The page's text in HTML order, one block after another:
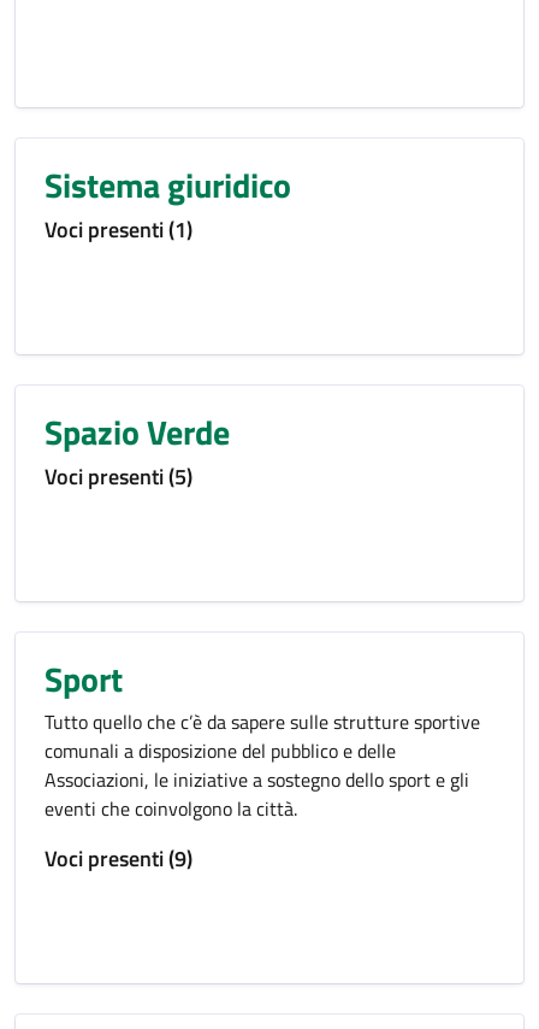
Sistema giuridico
Voci presenti (1)
Spazio Verde
Voci presenti (5)
Sport
Tutto quello che c’è da sapere sulle strutture sportive
comunali a disposizione del pubblico e delle
Associazioni, le iniziative a sostegno dello sport e gli
eventi che coinvolgono la città.
Voci presenti (9)